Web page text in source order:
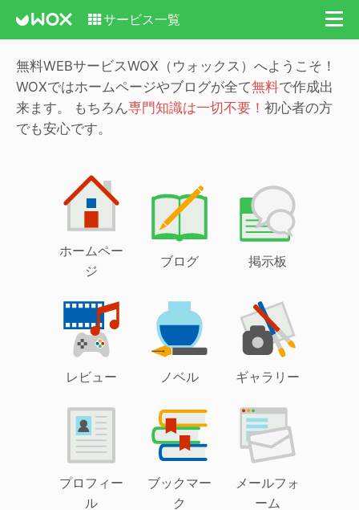
サービス一覧
無料WEBサービスWOX（ウォックス）へようこそ！
WOXではホームページやブログが全て無料で作成出
来ます。
もちろん専門知識は一切不要！ 初心者の方
でも安心です。
ホームペー
ジ
ブログ 掲示板
レビュー ノベル ギャラリー
プロフィー
ル
ブックマー
ク
メールフォ
ーム